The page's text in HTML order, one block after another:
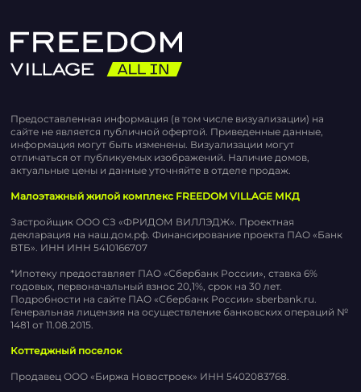
Предоставленная информация (в том числе визуализации) на
сайте не является публичной офертой. Приведенные данные,
информация могут быть изменены. Визуализации могут
отличаться от публикуемых изображений. Наличие домов,
актуальные цены и данные уточняйте в отделе продаж.
Малоэтажный жилой комплекс FREEDOM VILLAGE МКД
Застройщик ООО СЗ «ФРИДОМ ВИЛЛЭДЖ». Проектная
декларация на наш.дом.рф. Финансирование проекта ПАО «Банк
ВТБ». ИНН ИНН 5410166707
*Ипотеку предоставляет ПАО «Сбербанк России», ставка 6%
годовых, первоначальный взнос 20,1%, срок на 30 лет.
Подробности на сайте ПАО «Сбербанк России» sberbank.ru.
Генеральная лицензия на осуществление банковских операций №
1481 от 11.08.2015.
Коттеджный поселок
Продавец ООО «Биржа Новостроек» ИНН 5402083768.